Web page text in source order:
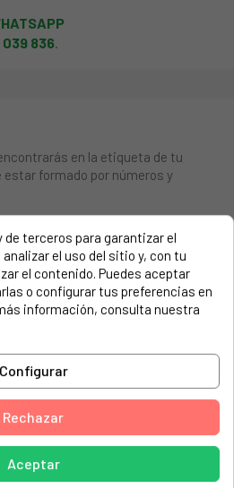
836.
en la etiqueta de tu
formado por números y
LAVADORA CANDY, OTSEIN,
de terceros para garantizar el
el uso del sitio y, con tu
el contenido. Puedes aceptar
o configurar tus preferencias en
información, consulta nuestra
Configurar
Rechazar
Aceptar